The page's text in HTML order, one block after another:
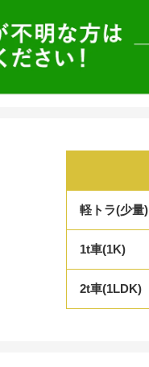
軽トラ(少量)
1t車(1K)
2t車(1LDK)